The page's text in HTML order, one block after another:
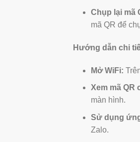
Chụp lại mã
mã QR để
Hướng dẫn chi
Mở WiFi:
Xem mã QR
màn hình.
Sử dụng
Zalo.